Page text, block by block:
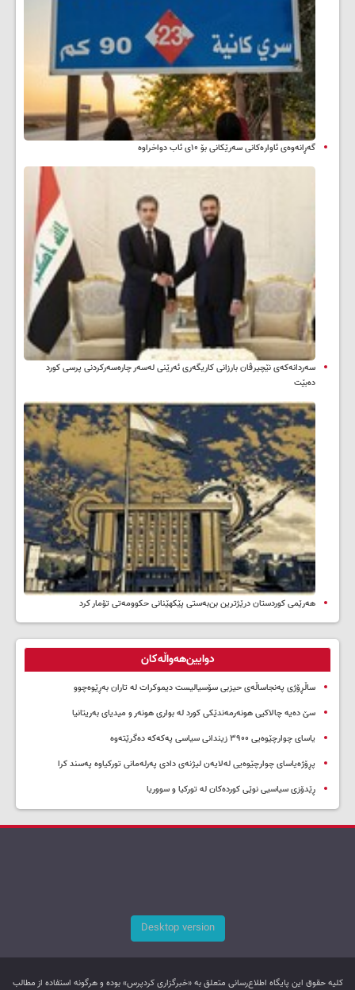
گەڕانەوەی ئاوارەکانی سەرێکانی بۆ ۱۰ی ئاب دواخراوە
سه‌ردانه‌کەی نێچیرڤان بارزانی كاریگه‌ری ئه‌رێنی له‌سه‌ر چاره‌سه‌ركردنی پرسی كورد
ده‌بێت
هەرێمی کوردستان درێژترین بن‌بەستی پێکهێنانی حکوومەتی تۆمار کرد
دوایین‌هەواڵەکان
ساڵڕۆژی پەنجاساڵەی حیزبی سۆسیالیست دیموکرات لە تاران بەڕێوەچوو
سێ دەیە چالاکیی هونەرمەندێکی کورد لە بواری هونەر و میدیای بەریتانیا
یاسای چوارچێوەیی ۳۹۰۰ زیندانی سیاسی پەکەکە دەگرێتەوە
پڕۆژەیاسای چوارچێوەیی لەلایەن لیژنەی دادی پەرلەمانی تورکیاوە پەسند کرا
ڕێدۆزی سیاسیی نوێی کوردەکان لە تورکیا و سووریا
Desktop version
کليه حقوق اين پایگاه اطلاع‌رسانی متعلق به «خبرگزاری کردپرس» بوده و هرگونه استفاده از مطالب